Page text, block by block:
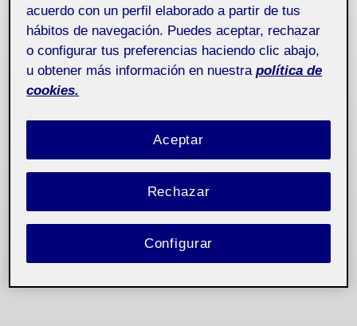
acuerdo con un perfil elaborado a partir de tus
hábitos de navegación. Puedes aceptar, rechazar
o configurar tus preferencias haciendo clic abajo,
u obtener más información en nuestra política de
cookies.
Rechazar
Aceptar
Configurar